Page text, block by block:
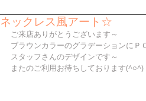
ネックレス風アート☆
ご来店ありがとうございます～
ブラウンカラーのグラデーションに
スタッフさんのデザインです～
またのご利用お待ちしております(^○^)